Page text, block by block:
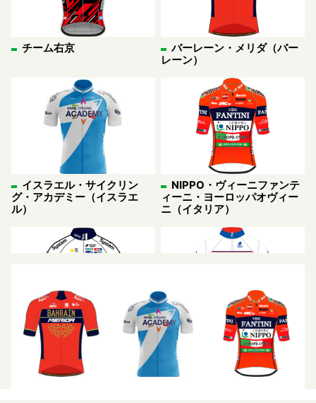
チーム右京
バーレーン・メリダ（バー
レーン）
イスラエル・サイクリン
グ・アカデミー（イスラエ
ル）
NIPPO・ヴィーニファンテ
ィーニ・ヨーロッパオヴィー
ニ（イタリア）
キナンサイクリングチーム
HKSIプロ・サイクリング・
チーム（香港）